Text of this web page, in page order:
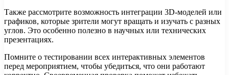
Также рассмотрите возможность интеграции 3D-моделей или
графиков, которые зрители могут вращать и изучать с разных
углов. Это особенно полезно в научных или технических
презентациях.
Помните о тестировании всех интерактивных элементов
перед мероприятием, чтобы убедиться, что они работают